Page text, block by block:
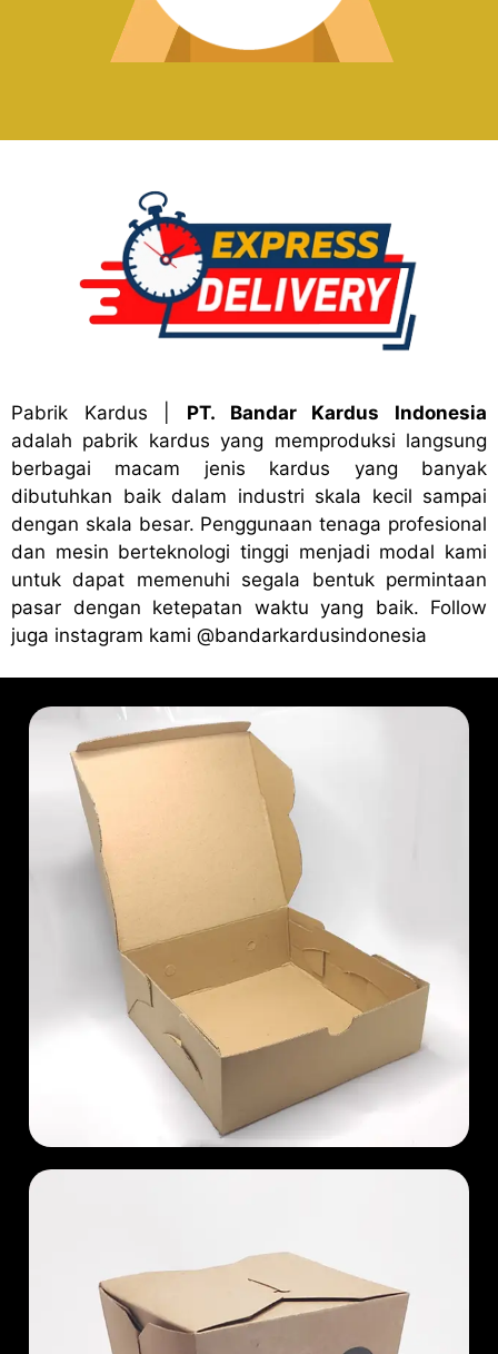
Pabrik Kardus
PT. Bandar Kardus Indonesia
adalah pabrik kardus yang memproduksi langsung
berbagai macam jenis kardus yang banyak
dibutuhkan baik dalam industri skala kecil sampai
dengan skala besar. Penggunaan tenaga profesional
dan mesin berteknologi tinggi menjadi modal kami
untuk dapat memenuhi segala bentuk permintaan
pasar dengan ketepatan waktu yang baik. Follow
juga instagram kami @bandarkardusindonesia